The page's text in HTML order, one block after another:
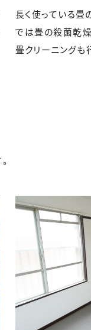
長く使っている畳
では畳の殺菌乾
畳クリーニングも